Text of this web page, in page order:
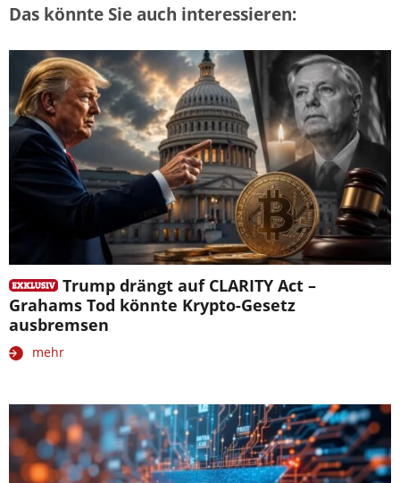
Das könnte Sie auch interessieren:
Trump drängt auf CLARITY Act –
Grahams Tod könnte Krypto-Gesetz
ausbremsen
mehr